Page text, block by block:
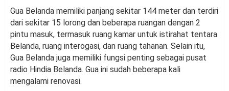
Gua Belanda memiliki panjang sekitar 144 meter dan terdiri
dari sekitar 15 lorong dan beberapa ruangan dengan 2
pintu masuk, termasuk ruang kamar untuk istirahat tentara
Belanda, ruang interogasi, dan ruang tahanan. Selain itu,
Gua Belanda juga memiliki fungsi penting sebagai pusat
radio Hindia Belanda. Gua ini sudah beberapa kali
mengalami renovasi.